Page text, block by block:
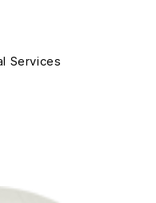
Services